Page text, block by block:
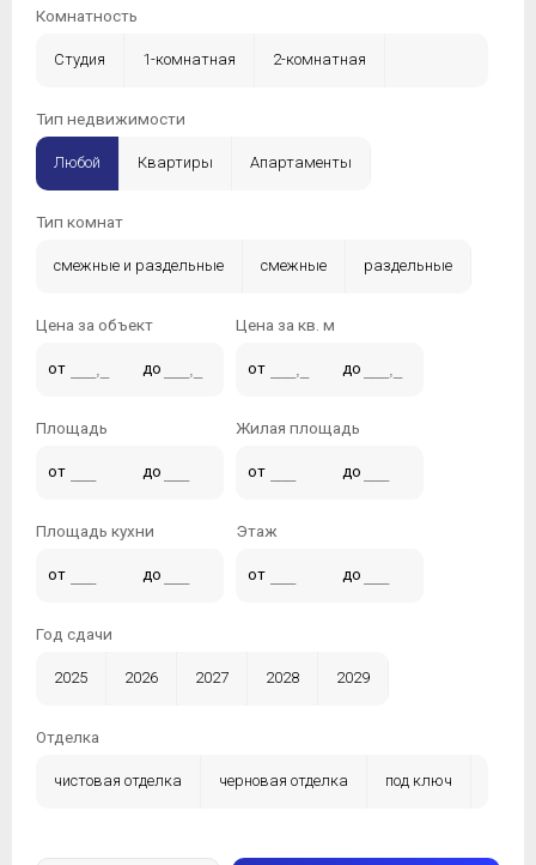
Комнатность
Студия 1-комнатная 2-комнатная
3-комнатная
Тип недвижимости
Любой Квартиры Апартаменты
Тип комнат
смежные и раздельные смежные раздельные
Цена за объект
от до
Цена за кв. м
от до
Площадь
от до
Жилая площадь
от до
Площадь кухни
от до
Этаж
от до
Год сдачи
2025 2026 2027 2028 2029
Отделка
чистовая отделка черновая отделка под ключ